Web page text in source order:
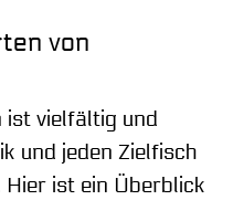
von
ist vielfältig und
und jeden Zielfisch
ist ein Überblick